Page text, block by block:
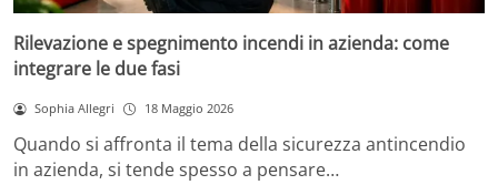
Rilevazione e spegnimento incendi in azienda: come
integrare le due fasi
Sophia Allegri 18 Maggio 2026
Quando si affronta il tema della sicurezza antincendio
in azienda, si tende spesso a pensare…